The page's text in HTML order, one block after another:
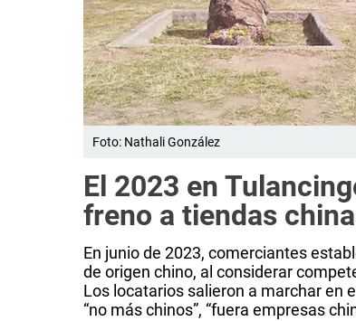
Foto: Nathali González
El 2023 en
freno a tiendas
En junio de 2023, comerciantes
de origen chino, al considerar
Los locatarios salieron a marchar en
“no más chinos”, “fuera empresas